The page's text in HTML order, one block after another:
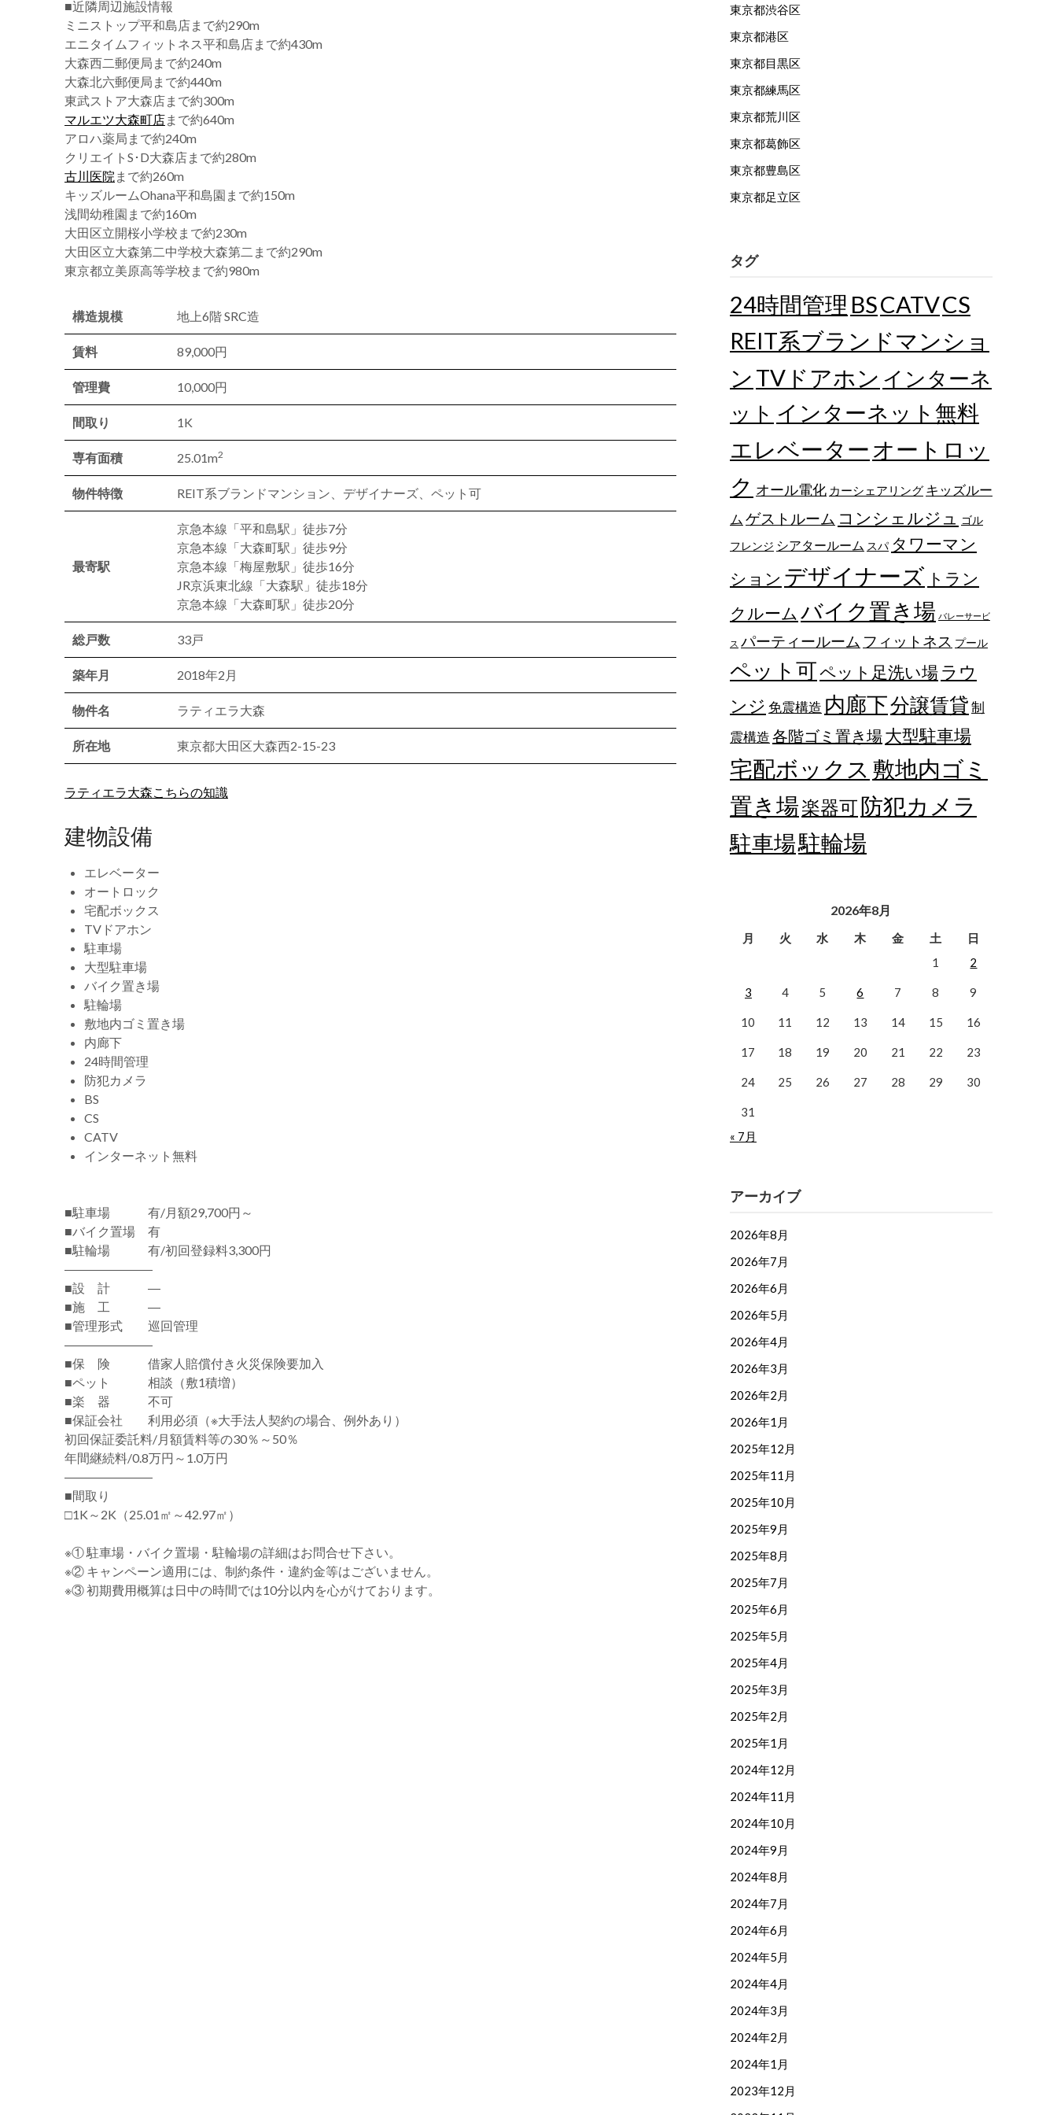
■近隣周辺施設情報
ミニストップ平和島店まで約290m
エニタイムフィットネス平和島店まで約430m
大森西二郵便局まで約240m
大森北六郵便局まで約440m
東武ストア大森店まで約300m
マルエツ大森町店まで約640m
アロハ薬局まで約240m
クリエイトS･D大森店まで約280m
古川医院 まで約260m
キッズルームOhana平和島園まで約150m
浅間幼稚園まで約160m
大田区立開桜小学校まで約230m
大田区立大森第二中学校大森第二まで約290m
東京都立美原高等学校まで約980m
構造規模 地上6階 SRC造
賃料 89,000円
管理費 10,000円
間取り 1K
専有面積 25.01m2
物件特徴 REIT系ブランドマンション、デザイナーズ、ペット可
最寄駅
京急本線「平和島駅」徒歩7分
京急本線「大森町駅」徒歩9分
京急本線「梅屋敷駅」徒歩16分
JR京浜東北線「大森駅」徒歩18分
京急本線「大森町駅」徒歩20分
総戸数 33戸
築年月 2018年2月
物件名 ラティエラ大森
所在地 東京都大田区大森西2-15-23
ラティエラ大森こちらの知識
建物設備
エレベーター
オートロック
宅配ボックス
TVドアホン
駐車場
大型駐車場
バイク置き場
駐輪場
敷地内ゴミ置き場
内廊下
24時間管理
防犯カメラ
BS
CS
CATV
インターネット無料
■駐車場 有/月額29,700円～
■バイク置場 有
■駐輪場 有/初回登録料3,300円
―――――――
■設 計 ―
■施 工 ―
■管理形式 巡回管理
―――――――
■保 険 借家人賠償付き火災保険要加入
■ペット 相談（敷1積増）
■楽 器 不可
■保証会社 利用必須（※大手法人契約の場合、例外あり）
初回保証委託料/月額賃料等の30％～50％
年間継続料/0.8万円～1.0万円
―――――――
■間取り
□1K～2K（25.01㎡～42.97㎡）
※① 駐車場・バイク置場・駐輪場の詳細はお問合せ下さい。
※② キャンペーン適用には、制約条件・違約金等はございません。
※③ 初期費用概算は日中の時間では10分以内を心がけております。
東京都渋谷区
東京都港区
東京都目黒区
東京都練馬区
東京都荒川区
東京都葛飾区
東京都豊島区
東京都足立区
タグ
24時間管理 BSCATVCS
REIT系ブランドマンショ
ン TVドアホン インターネ
ット インターネット無料
エレベーター オートロッ
ク オール電化 カーシェアリング キッズルー
ム ゲストルーム コンシェルジュ
ゴル
フレンジ シアタールーム スパ タワーマン
ション デザイナーズ トラン
クルーム バイク置き場 バレーサービ
ス パーティールーム フィットネス プール
ペット可ペット足洗い場 ラウ
ンジ 免震構造 内廊下分譲賃貸制
震構造各階ゴミ置き場大型駐車場
宅配ボックス 敷地内ゴミ
置き場楽器可防犯カメラ
駐車場駐輪場
2026年8月
月 火 水 木 金 土
日
1
2
3 4 5 6 7 8 9
10 11 12 13 14 15 16
17 18 19 20 21 22 23
24 25 26 27 28 29 30
31
« 7月
アーカイブ
2026年8月
2026年7月
2026年6月
2026年5月
2026年4月
2026年3月
2026年2月
2026年1月
2025年12月
2025年11月
2025年10月
2025年9月
2025年8月
2025年7月
2025年6月
2025年5月
2025年4月
2025年3月
2025年2月
2025年1月
2024年12月
2024年11月
2024年10月
2024年9月
2024年8月
2024年7月
2024年6月
2024年5月
2024年4月
2024年3月
2024年2月
2024年1月
2023年12月